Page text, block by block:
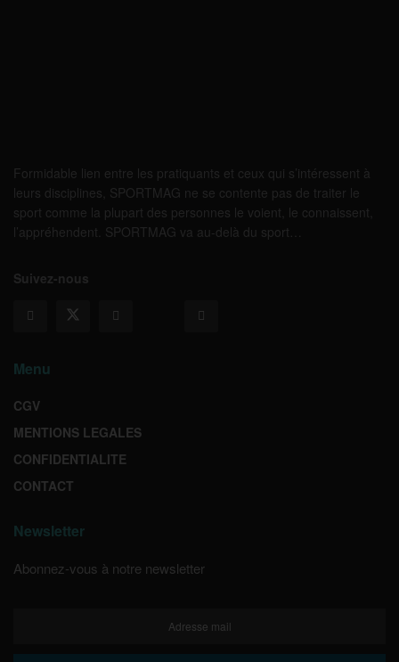
Formidable lien entre les pratiquants et ceux qui s’intéressent à
leurs disciplines, SPORTMAG ne se contente pas de traiter le
sport comme la plupart des personnes le voient, le connaissent,
l’appréhendent. SPORTMAG va au-delà du sport…
Suivez-nous
Menu
CGV
MENTIONS LEGALES
CONFIDENTIALITE
CONTACT
Newsletter
Abonnez-vous à notre newsletter